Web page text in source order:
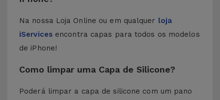
Na nossa Loja Online ou em qualquer loja
iServicesencontra capas para todos os modelos
de iPhone!
Como limpar uma Capa de Silicone?
Poderá limpar a capa de silicone com um pano